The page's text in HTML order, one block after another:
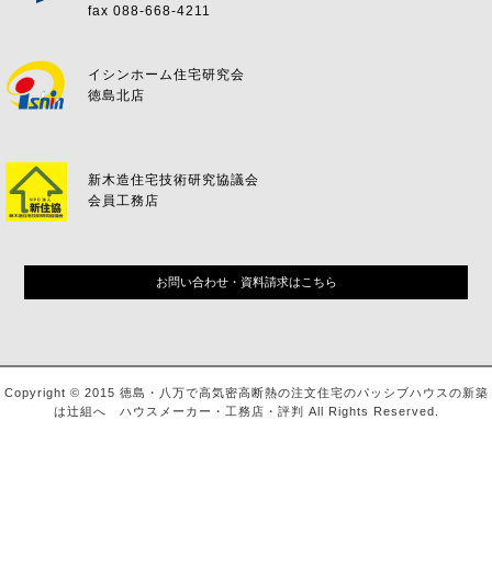
fax 088-668-4211
イシンホーム住宅研究会
徳島北店
新木造住宅技術研究協議会
会員工務店
お問い合わせ・資料請求はこちら
Copyright © 2015 徳島・八万で高気密高断熱の注文住宅のパッシブハウスの新築
は辻組へ ハウスメーカー・工務店・評判 All Rights Reserved.